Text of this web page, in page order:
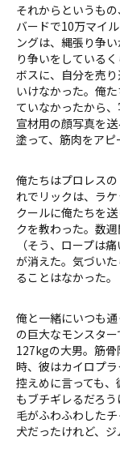
それからというも
バードで10万マイ
ングは、縄張り争
り争いをしている
ボスに、自分を売
いけなかった。俺
ていなかったから
宣材用の顔写真を
塗って、筋肉をアピ
俺たちはプロレス
れでリックは、ラ
クールに俺たちを
クを教わった。数
（そう、ロープは
が消えた。気づい
ることはなかった。
俺と一緒にいつも
の巨大なモンスタ
127kgの大男。筋
時、彼はカイロプラ
控えめに言っても
もブチギレるだろう
毛がふわふわした
犬だったけれど、ジ